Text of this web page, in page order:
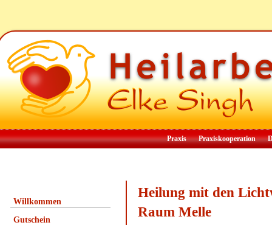
Praxis Praxiskooperation
Willkommen
Gutschein
Heilung mit den
Raum Melle